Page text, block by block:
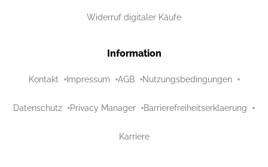
Widerruf digitaler Käufe
Information
Kontakt Impressum AGB Nutzungsbedingungen
Datenschutz Privacy Manager Barrierefreiheitserklaerung
Karriere